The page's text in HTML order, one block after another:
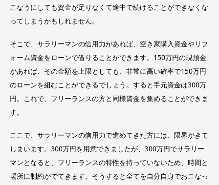
こなうにしても資金が足りなくて途中で続けることができなくな
ってしまうかもしれません。
そこで、サラリーマンの信用力があれば、空き家購入資金やリフ
ォーム資金をローンで借りることができます。150万円の現預金
があれば、その金額を上限としても、非常に高い確率で150万円
のローンを組むことができるでしょう。すると手元資金は300万
円。これで、フリーランスの方と同様資金を集めることができま
す。
ここで、サラリーマンの信用力で進めてきた方には、限界がきて
しまいます。300万円を用意できましたが、300万円でサラリー
マンとなると、フリーランスの特性を持っていないため、時間と
場所に制約がでてきます。そうすると全てを自分自身でおこなっ